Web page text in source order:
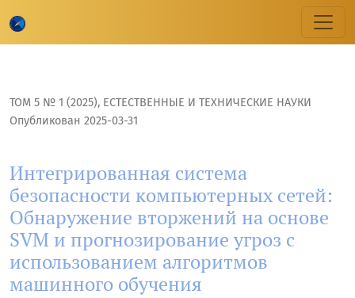
ТОМ 5 № 1 (2025), ЕСТЕСТВЕННЫЕ И ТЕХНИЧЕСКИЕ НАУКИ
Интегрированная система
безопасности компьютерных сетей:
Обнаружение вторжений на основе
SVM и прогнозирование угроз с
использованием алгоритмов
машинного обучения
Опубликован 2025-03-31